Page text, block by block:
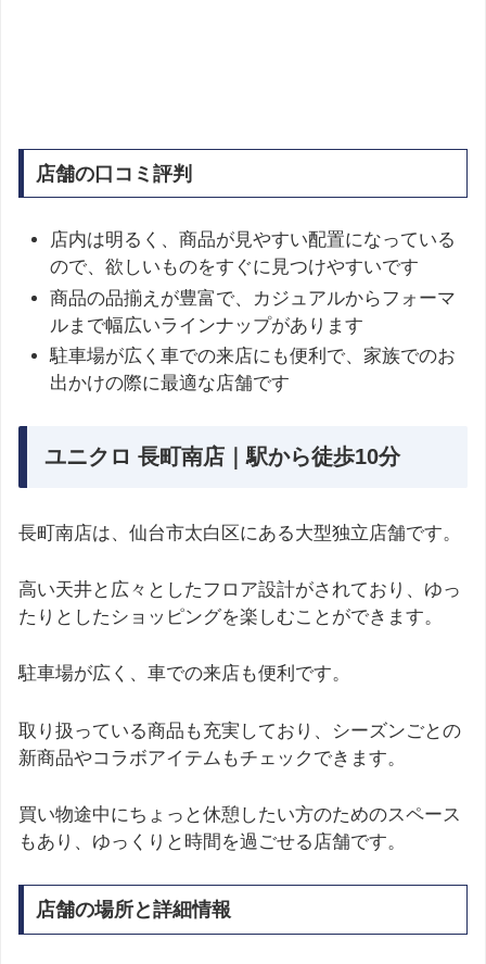
店舗の口コミ評判
店内は明るく、商品が見やすい配置になっている
ので、欲しいものをすぐに見つけやすいです
商品の品揃えが豊富で、カジュアルからフォーマ
ルまで幅広いラインナップがあります
駐車場が広く車での来店にも便利で、家族でのお
出かけの際に最適な店舗です
ユニクロ 長町南店｜駅から徒歩10分
長町南店は、仙台市太白区にある大型独立店舗です。
高い天井と広々としたフロア設計がされており、ゆっ
たりとしたショッピングを楽しむことができます。
駐車場が広く、車での来店も便利です。
取り扱っている商品も充実しており、シーズンごとの
新商品やコラボアイテムもチェックできます。
買い物途中にちょっと休憩したい方のためのスペース
もあり、ゆっくりと時間を過ごせる店舗です。
店舗の場所と詳細情報